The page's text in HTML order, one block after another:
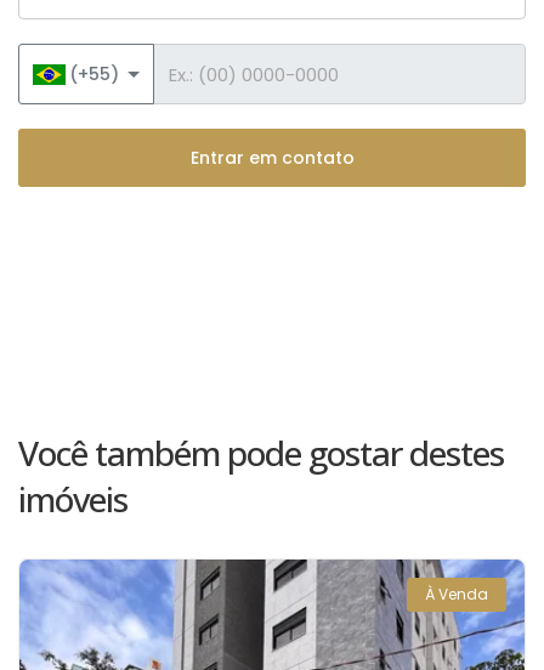
(+55)
Entrar em contato
Você também pode gostar destes
imóveis
À Venda